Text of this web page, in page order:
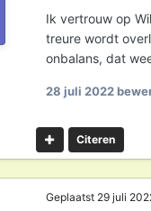
Ik vertrouw op
treure wordt
onbalans, dat
28 juli 2022
Citeren
Geplaatst 29 juli